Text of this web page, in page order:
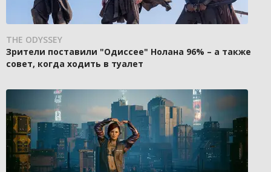
THE ODYSSEY
Зрители поставили "Одиссее" Нолана 96% – а также
совет, когда ходить в туалет